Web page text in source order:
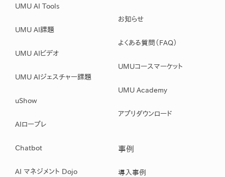
UMU AI Tools
UMU AI課題
UMU AIビデオ
UMU AIジェスチャー課題
uShow
AIロープレ
Chatbot
AI マネジメント Dojo
お知らせ
よくある質問（FAQ）
UMUコースマーケット
UMU Academy
アプリダウンロード
事例
導入事例